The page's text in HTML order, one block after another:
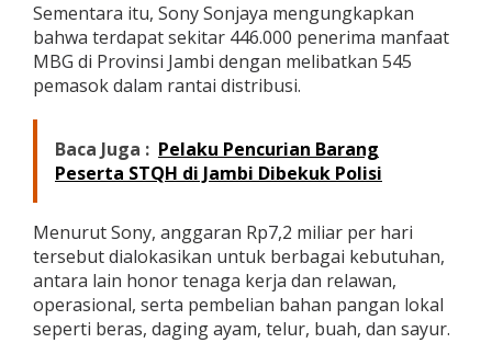
Sementara itu, Sony Sonjaya mengungkapkan
bahwa terdapat sekitar 446.000 penerima manfaat
MBG di Provinsi Jambi dengan melibatkan 545
pemasok dalam rantai distribusi.
Baca Juga : Pelaku Pencurian Barang
Peserta STQH di Jambi Dibekuk Polisi
Menurut Sony, anggaran Rp7,2 miliar per hari
tersebut dialokasikan untuk berbagai kebutuhan,
antara lain honor tenaga kerja dan relawan,
operasional, serta pembelian bahan pangan lokal
seperti beras, daging ayam, telur, buah, dan sayur.